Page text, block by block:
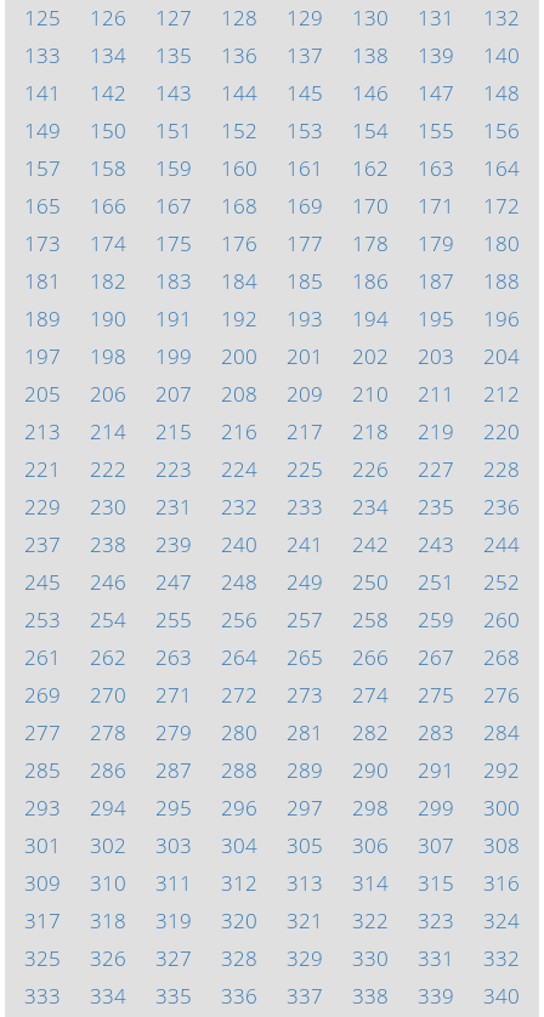
125
126 127 128 129 130 131
132
133
134 135 136 137 138 139
140
141
142 143 144 145 146 147
148
149
150 151 152 153 154 155
156
157
158 159 160 161 162 163
164
165
166 167 168 169 170 171
172
173
174 175 176 177 178 179
180
181
182 183 184 185 186 187
188
189
190 191 192 193 194 195
196
197
198 199 200 201 202 203
204
205
206 207 208 209 210 211
212
213
214 215 216 217 218 219
220
221
222 223 224 225 226 227
228
229
230 231 232 233 234 235
236
237
238 239 240 241 242 243
244
245
246 247 248 249 250 251
252
253
254 255 256 257 258 259
260
261
262 263 264 265 266 267
268
269
270 271 272 273 274 275
276
277
278 279 280 281 282 283
284
285
286 287 288 289 290 291
292
293
294 295 296 297 298 299
300
301
302 303 304 305 306 307
308
309
310 311 312 313 314 315
316
317
318 319 320 321 322 323
324
325
326 327 328 329 330 331
332
333
334 335 336 337 338 339 340